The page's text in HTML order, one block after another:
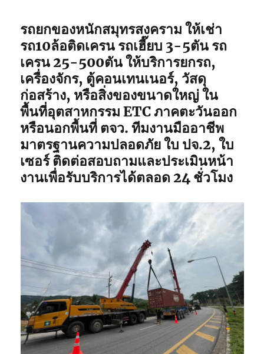
รถยกของหนักสมุทรสงคราม ให้เช่า
รถ10ล้อติดเครน รถเฮี๊ยบ 3-5ตัน รถ
เครน 25-500ตัน ให้บริการยกรถ,
เครื่องจักร, ตู้คอนเทนเนอร์, วัสดุ
ก่อสร้าง, หรือสิ่งของขนาดใหญ่ ใน
พื้นที่อุตสาหกรรม ETC ภาคตะวันออก
หรือนอกพื้นที่ ตจว. ทีมงานมืออาชีพ
มาตรฐานความปลอดภัย ใบ ปจ.2, ใบ
เซอร์ ติดต่อสอบถามและประเมินหน้า
งานเพื่อรับบริการได้ตลอด 24 ชั่วโมง